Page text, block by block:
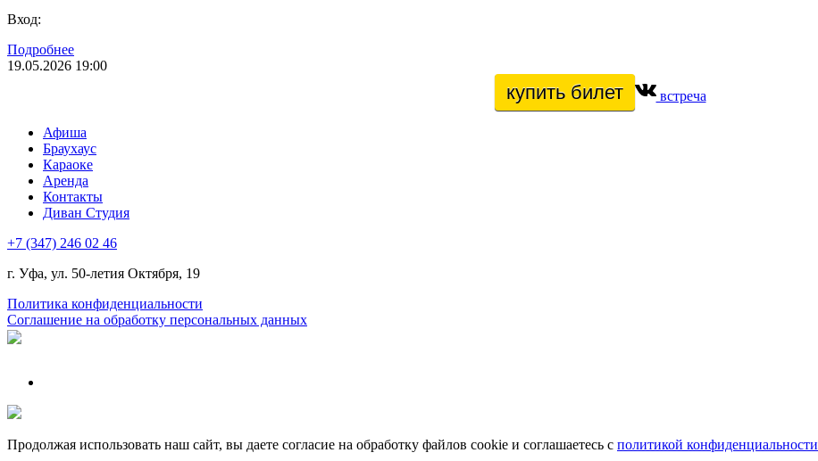
Вход:
Подробнее
19.05.2026 19:00
купить билет встреча
Афиша
Браухаус
Караоке
Аренда
Контакты
Диван Студия
+7 (347) 246 02 46
г. Уфа, ул. 50-летия Октября, 19
Политика конфиденциальности
Соглашение на обработку персональных данных
Продолжая использовать наш сайт, вы даете согласие на обработку файлов cookie и соглашаетесь с политикой конфиденциальности